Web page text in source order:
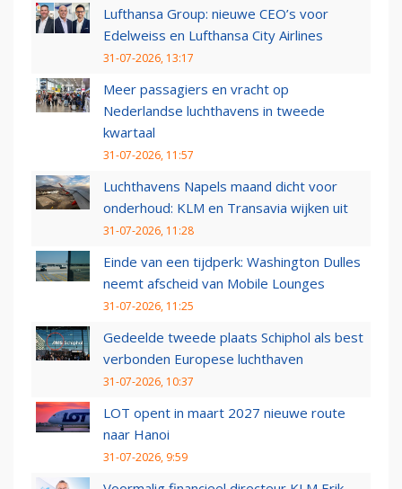
Lufthansa Group: nieuwe CEO’s voor
Edelweiss en Lufthansa City Airlines
31-07-2026, 13:17
Meer passagiers en vracht op
Nederlandse luchthavens in tweede
kwartaal
31-07-2026, 11:57
Luchthavens Napels maand dicht voor
onderhoud: KLM en Transavia wijken uit
31-07-2026, 11:28
Einde van een tijdperk: Washington Dulles
neemt afscheid van Mobile Lounges
31-07-2026, 11:25
Gedeelde tweede plaats Schiphol als best
verbonden Europese luchthaven
31-07-2026, 10:37
LOT opent in maart 2027 nieuwe route
naar Hanoi
31-07-2026, 9:59